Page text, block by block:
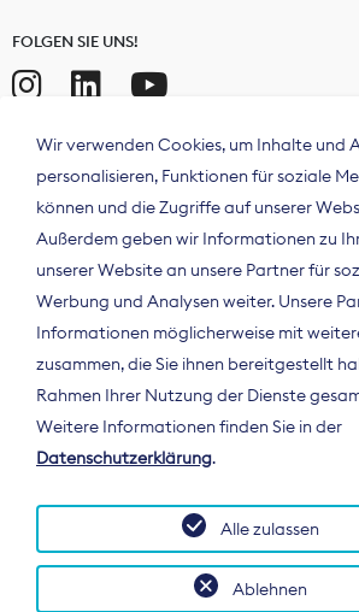
FOLGEN SIE UNS!
Der Bundesverband
Zeitungsverleger (BDZV) vertritt als
Spitzenorganisation die Interessen
Deutschland und auf EU-Ebene.
Wir verwenden Cookies, um Inhalte und
personalisieren, Funktionen für soziale
können und die Zugriffe auf unserer
Außerdem geben wir Informationen zu
unserer Website an unsere Partner für
Werbung und Analysen weiter. Unsere
Informationen möglicherweise mit
zusammen, die Sie ihnen bereitgestellt
Rahmen Ihrer Nutzung der Dienste
Weitere Informationen finden Sie in der
Datenschutzerklärung.
Ablehnen
Alle zulassen